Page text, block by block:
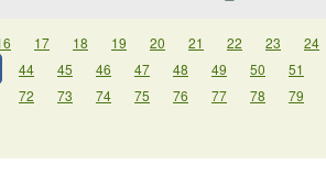
17 18 19 20 21 22 23 24
44 45 46 47 48 49 50 51
72 73 74 75 76 77 78 79